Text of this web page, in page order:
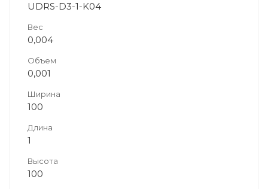
UDRS-D3-1-K04
Вес
0,004
Объем
0,001
Ширина
100
Длина
1
Высота
100